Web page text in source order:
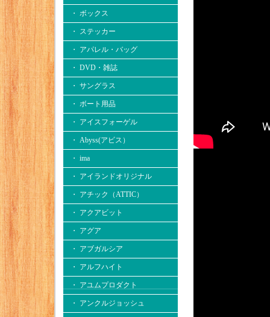
・ ボックス
・ ステッカー
・ アパレル・バッグ
・ DVD・雑誌
・ サングラス
・ ボート用品
・ アイスフォーゲル
・ Abyss(アビス）
・ ima
・ アイランドオリジナル
・ アチック（ATTIC）
・ アクアビット
・ アグア
・ アブガルシア
・ アルフハイト
・ アユムプロダクト
・ アンクルジョッシュ